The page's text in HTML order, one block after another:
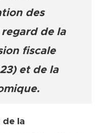
des
de la
fiscale
et de la
de la